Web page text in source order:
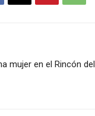
mujer en el Rincón del